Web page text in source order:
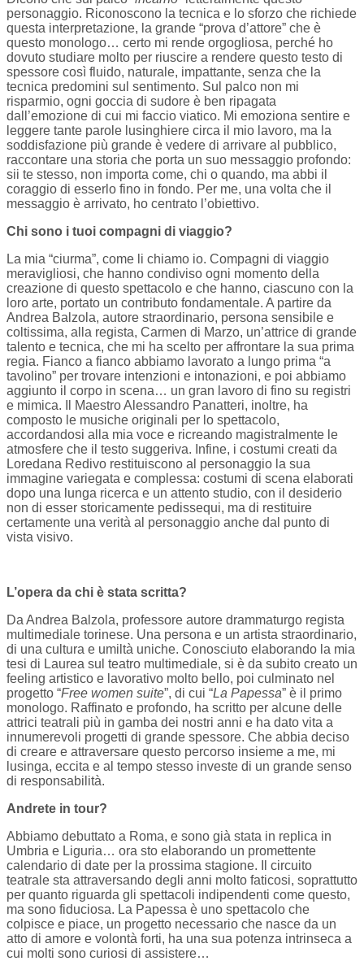
personaggio. Riconoscono la tecnica e lo sforzo che richiede
questa interpretazione, la grande “prova d’attore” che è
questo monologo… certo mi rende orgogliosa, perché ho
dovuto studiare molto per riuscire a rendere questo testo di
spessore così fluido, naturale, impattante, senza che la
tecnica predomini sul sentimento. Sul palco non mi
risparmio, ogni goccia di sudore è ben ripagata
dall’emozione di cui mi faccio viatico. Mi emoziona sentire e
leggere tante parole lusinghiere circa il mio lavoro, ma la
soddisfazione più grande è vedere di arrivare al pubblico,
raccontare una storia che porta un suo messaggio profondo:
sii te stesso, non importa come, chi o quando, ma abbi il
coraggio di esserlo fino in fondo. Per me, una volta che il
messaggio è arrivato, ho centrato l’obiettivo.
Chi sono i tuoi compagni di viaggio?
La mia “ciurma”, come li chiamo io. Compagni di viaggio
meravigliosi, che hanno condiviso ogni momento della
creazione di questo spettacolo e che hanno, ciascuno con la
loro arte, portato un contributo fondamentale. A partire da
Andrea Balzola, autore straordinario, persona sensibile e
coltissima, alla regista, Carmen di Marzo, un’attrice di grande
talento e tecnica, che mi ha scelto per affrontare la sua prima
regia. Fianco a fianco abbiamo lavorato a lungo prima “a
tavolino” per trovare intenzioni e intonazioni, e poi abbiamo
aggiunto il corpo in scena… un gran lavoro di fino su registri
e mimica. Il Maestro Alessandro Panatteri, inoltre, ha
composto le musiche originali per lo spettacolo,
accordandosi alla mia voce e ricreando magistralmente le
atmosfere che il testo suggeriva. Infine, i costumi creati da
Loredana Redivo restituiscono al personaggio la sua
immagine variegata e complessa: costumi di scena elaborati
dopo una lunga ricerca e un attento studio, con il desiderio
non di esser storicamente pedissequi, ma di restituire
certamente una verità al personaggio anche dal punto di
vista visivo.
L’opera da chi è stata scritta?
Da Andrea Balzola, professore autore drammaturgo regista
multimediale torinese. Una persona e un artista straordinario,
di una cultura e umiltà uniche. Conosciuto elaborando la mia
tesi di Laurea sul teatro multimediale, si è da subito creato un
feeling artistico e lavorativo molto bello, poi culminato nel
progetto “Free women suite”, di cui “La Papessa” è il primo
monologo. Raffinato e profondo, ha scritto per alcune delle
attrici teatrali più in gamba dei nostri anni e ha dato vita a
innumerevoli progetti di grande spessore. Che abbia deciso
di creare e attraversare questo percorso insieme a me, mi
lusinga, eccita e al tempo stesso investe di un grande senso
di responsabilità.
Andrete in tour?
Abbiamo debuttato a Roma, e sono già stata in replica in
Umbria e Liguria… ora sto elaborando un promettente
calendario di date per la prossima stagione. Il circuito
teatrale sta attraversando degli anni molto faticosi, soprattutto
per quanto riguarda gli spettacoli indipendenti come questo,
ma sono fiduciosa. La Papessa è uno spettacolo che
colpisce e piace, un progetto necessario che nasce da un
atto di amore e volontà forti, ha una sua potenza intrinseca a
cui molti sono curiosi di assistere…